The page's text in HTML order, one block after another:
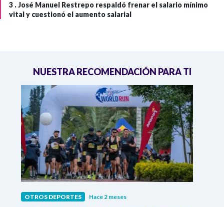
3 .José Manuel Restrepo respaldó frenar el salario mínimo
vital y cuestionó el aumento salarial
NUESTRA RECOMENDACIÓN PARA TI
OTROS DEPORTES Hace 2 meses